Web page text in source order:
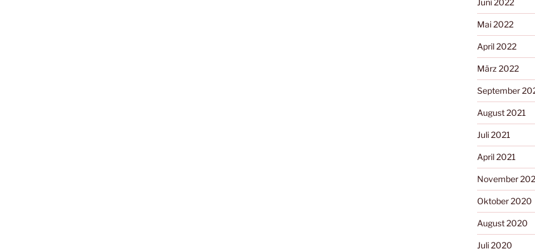
Juni 2022
Mai 2022
April 2022
März 2022
September
August 2021
Juli 2021
April 2021
November
Oktober 2020
August 2020
Juli 2020